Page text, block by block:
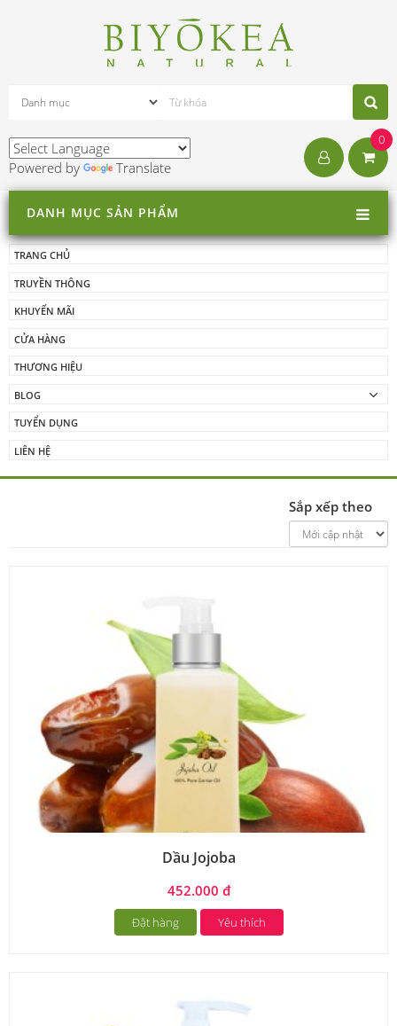
Powered by Translate
0
DANH MỤC SẢN PHẨM
TRANG CHỦ
TRUYỀN THÔNG
KHUYẾN MÃI
CỬA HÀNG
THƯƠNG HIỆU
BLOG
TUYỂN DỤNG
LIÊN HỆ
Sắp xếp theo
Dầu Jojoba
452.000 đ
Đặt hàng Yêu thích